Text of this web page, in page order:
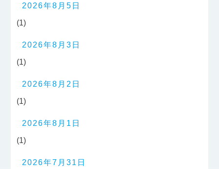
2026年8月5日
(1)
2026年8月3日
(1)
2026年8月2日
(1)
2026年8月1日
(1)
2026年7月31日